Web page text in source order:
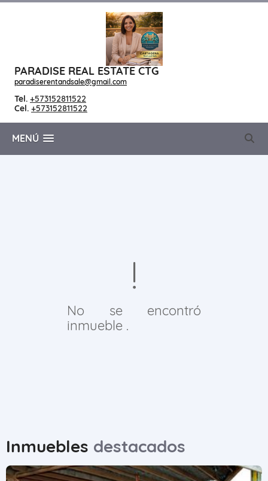
PARADISE REAL ESTATE CTG
paradiserentandsale@gmail.com
Tel. +573152811522
Cel. +573152811522
MENÚ
No se encontró
inmueble .
Inmuebles destacados